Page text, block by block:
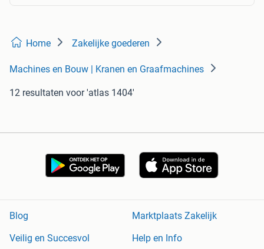
Home Zakelijke goederen
Machines en Bouw | Kranen en Graafmachines
12 resultaten voor 'atlas 1404'
Blog
Marktplaats Zakelijk
Veilig en Succesvol
Help en Info